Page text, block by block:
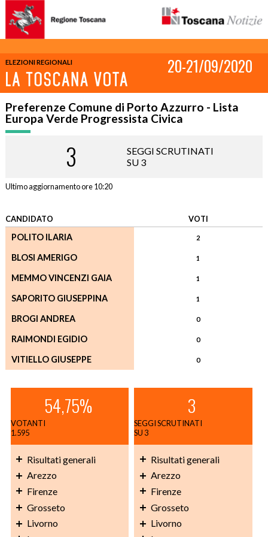
ELEZIONI REGIONALI 20-21/09/2020
Preferenze Comune di Porto Azzurro - Lista
Europa Verde Progressista Civica
3
SEGGI SCRUTINATI
SU 3
Ultimo aggiornamento ore 10:20
CANDIDATO VOTI
POLITO ILARIA 2
BLOSI AMERIGO 1
MEMMO VINCENZI GAIA 1
SAPORITO GIUSEPPINA 1
BROGI ANDREA 0
RAIMONDI EGIDIO 0
VITIELLO GIUSEPPE 0
54,75%
VOTANTI
1.595
Risultati generali
Arezzo
Firenze
Grosseto
Livorno
3
SEGGI SCRUTINATI
SU 3
Risultati generali
Arezzo
Firenze
Grosseto
Livorno